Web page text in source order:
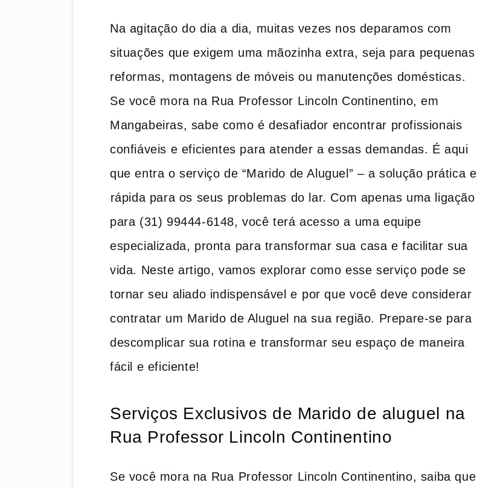
Na agitação do dia a dia, muitas vezes nos deparamos com
situações ⁢que exigem uma mãozinha extra, seja para ⁣pequenas
reformas, montagens ‍de móveis ou ⁤manutenções domésticas.
Se você⁢ mora ‍na Rua Professor⁢ Lincoln Continentino, em
Mangabeiras, sabe como é desafiador encontrar profissionais ​
confiáveis e eficientes para atender a essas demandas. É aqui
que entra o serviço‍ de “Marido de Aluguel” – a solução prática e
⁢rápida para ‌os‍ seus problemas do ‌lar. Com‍ apenas uma ligação
para (31) 99444-6148, você‌ terá acesso a uma equipe
especializada, pronta⁤ para transformar sua⁤ casa e facilitar sua
vida. Neste ​artigo, vamos explorar como​ esse serviço pode se
tornar seu aliado ‌indispensável e ⁣por‌ que ⁢você ​deve considerar
contratar um Marido de Aluguel na sua região.‍ Prepare-se para ​
descomplicar sua rotina e transformar seu espaço de ⁣maneira
fácil e eficiente!
Serviços Exclusivos ‍de Marido de aluguel na
Rua Professor​ Lincoln Continentino
Se ‍você mora na Rua ⁣Professor Lincoln Continentino, saiba que